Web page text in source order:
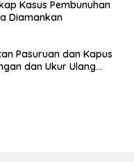
Kasus Pembunuhan
Diamankan
Pasuruan dan Kapus
dan Ukur Ulang